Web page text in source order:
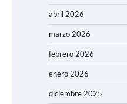
abril 2026
marzo 2026
febrero 2026
enero 2026
diciembre 2025